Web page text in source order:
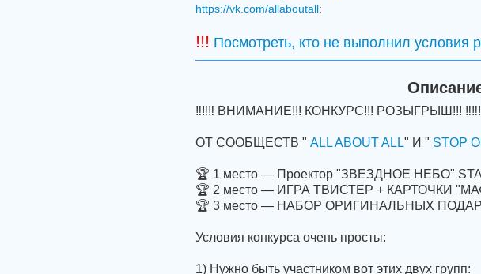
https://vk.com/allaboutall:
!!! Посмотреть, кто не выполнил условия
‼‼‼ ВНИМАНИЕ!!! КОНКУРС!!! РОЗЫГРЫШ!!!
ОТ СООБЩЕСТВ " ALL ABOUT ALL" И " STOP
🏆 1 место — Проектор "ЗВЕЗДНОЕ НЕБО"
🏆 2 место — ИГРА ТВИСТЕР + КАРТОЧКИ
🏆 3 место — НАБОР ОРИГИНАЛЬНЫХ
Условия конкурса очень просты:
1) Нужно быть участником вот этих двух групп: